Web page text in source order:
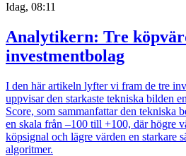
Idag, 08:11
Analytikern: Tre
investmentbolag
I den här artikeln lyfter vi fram de tre
uppvisar den starkaste tekniska bilden
Score, som sammanfattar den tekniska
en skala från –100 till +100, där högre
köpsignal och lägre värden en starkare
algoritmer.